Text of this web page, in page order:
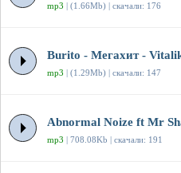
mp3 | (1.66Mb) | скачали: 176
Burito - Мегахит -
mp3 | (1.29Mb) | скачали: 147
Abnormal Noize ft Mr
mp3 | 708.08Kb | скачали: 191